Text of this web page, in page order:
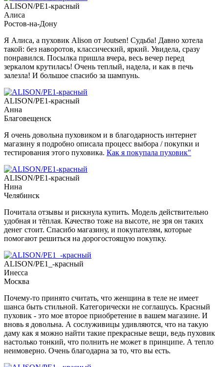
ALISON/PE1-красный
Алиса
Ростов-на-Дону
Я Алиса, а пуховик Alison от Joutsen! Судьба! Давно хотела
такой: без наворотов, классический, яркий. Увидела, сразу
понравился. Посылка пришла вчера, весь вечер перед
зеркалом крутилась! Очень теплый, надела, и как в печь
залезла! И большое спасибо за шампунь.
ALISON/PE1-красный
Анна
Благовещенск
Я очень довольна пуховиком и в благодарность интернет
магазину я подробно описала процесс выбора / покупки и
тестирования этого пуховика. Как я покупала пуховик"
ALISON/PE1-красный
Нина
Челябинск
Почитала отзывы и рискнула купить. Модель действительно
удобная и тёплая. Качество тоже на высоте, не зря он таких
денег стоит. Спасибо магазину, и покупателям, которые
помогают решиться на дорогостоящую покупку.
ALISON/PE1_-красный
Инесса
Москва
Почему-то принято считать, что женщина в теле не имеет
шанса быть стильной. Категорически не соглашусь. Красный
пуховик - это мое второе приобретение в вашем магазине. И
вновь я довольна. А сослуживицы удивляются, что на такую
даму как я можно найти такие прекрасные вещи, ведь пуховик
настолько тонкий, что полнить не может в принципе. А тепло
неимоверно. Очень благодарна за то, что вы есть.